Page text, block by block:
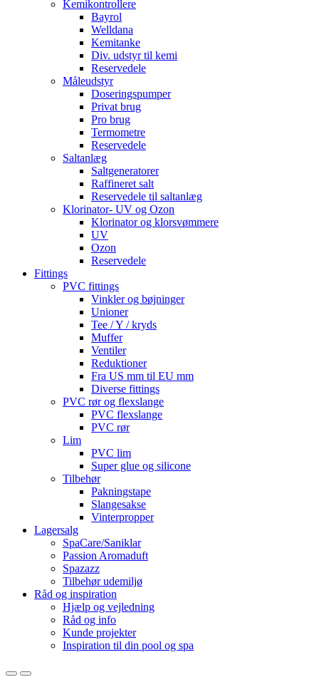
Kemikontrollere
Bayrol
Welldana
Kemitanke
Div. udstyr til kemi
Reservedele
Måleudstyr
Doseringspumper
Privat brug
Pro brug
Termometre
Reservedele
Saltanlæg
Saltgeneratorer
Raffineret salt
Reservedele til saltanlæg
Klorinator- UV og Ozon
Klorinator og klorsvømmere
UV
Ozon
Reservedele
Fittings
PVC fittings
Vinkler og bøjninger
Unioner
Tee / Y / kryds
Muffer
Ventiler
Reduktioner
Fra US mm til EU mm
Diverse fittings
PVC rør og flexslange
PVC flexslange
PVC rør
Lim
PVC lim
Super glue og silicone
Tilbehør
Pakningstape
Slangesakse
Vinterpropper
Lagersalg
SpaCare/Saniklar
Passion Aromaduft
Spazazz
Tilbehør udemiljø
Råd og inspiration
Hjælp og vejledning
Råd og info
Kunde projekter
Inspiration til din pool og spa
OpenClose